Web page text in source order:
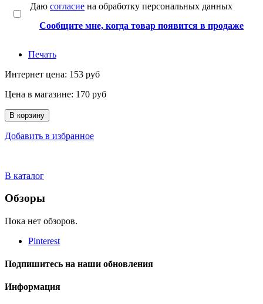
Даю согласие на обработку персональных данных
Сообщите мне, когда товар появится в продаже
Печать
Интернет цена: 153 руб
Цена в магазине: 170 руб
В корзину
Добавить в избранное
В каталог
Обзоры
Пока нет обзоров.
Pinterest
Подпишитесь на наши обновления
Информация